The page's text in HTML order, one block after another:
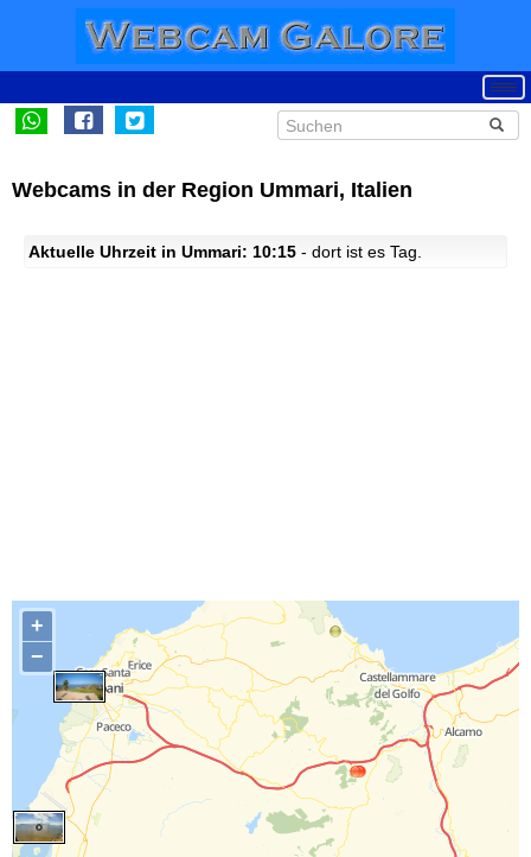
Webcams in der Region Ummari, Italien
Aktuelle Uhrzeit in Ummari: 10:15 - dort ist es Tag.
+
−